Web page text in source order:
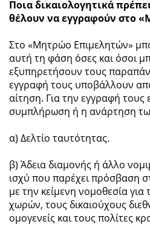
Ποια δικαιολογητικά
θέλουν να εγγραφούν στο
Στο «Μητρώο Επιμελητών»
αυτή τη φάση όσες και όσοι
εξυπηρετήσουν τους
εγγραφή τους υποβάλλουν
αίτηση. Για την εγγραφή τους
συμπλήρωση ή η ανάρτηση
α) Δελτίο ταυτότητας.
β) Άδεια διαμονής ή άλλο
ισχύ που παρέχει πρόσβαση
με την κείμενη νομοθεσία για
χωρών, τους δικαιούχους
ομογενείς και τους πολίτες